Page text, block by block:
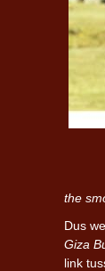
the
Dus
Giza
link